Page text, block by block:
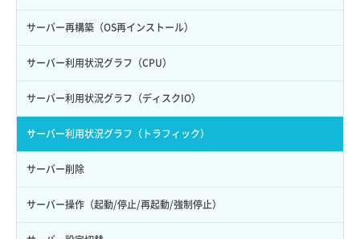
サーバー再構築（OS再インストール）
サーバー利用状況グラフ（CPU）
サーバー利用状況グラフ（ディスクIO）
サーバー利用状況グラフ（トラフィック）
サーバー削除
サーバー操作（起動/停止/再起動/強制停止）